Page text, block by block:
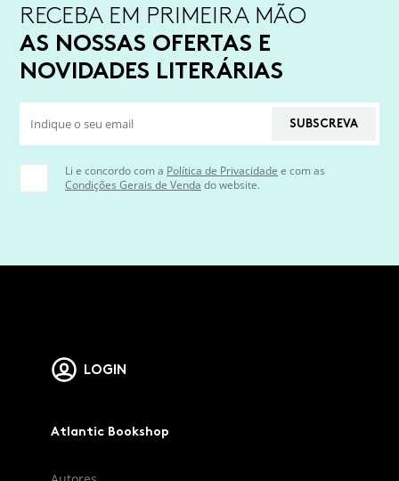
RECEBA EM PRIMEIRA MÃO
AS NOSSAS OFERTAS E
NOVIDADES LITERÁRIAS
SUBSCREVA
Li e concordo com a Política de Privacidade e com as
Condições Gerais de Venda do website.
LOGIN
Atlantic Bookshop